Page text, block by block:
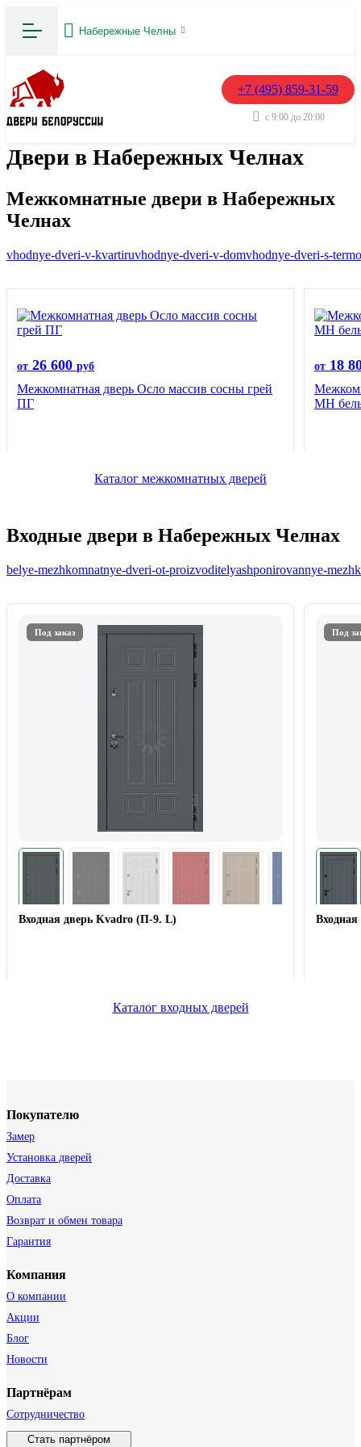
Набережные Челны
+7 (495) 859-31-59
с 9:00 до 20:00
Двери в Набережных Челнах
Межкомнатные двери в Набережных
Челнах
vhodnye-dveri-v-kvartiruvhodnye-dveri-v-domvhodnye-dveri-s-
от 26 600 руб
Межкомнатная дверь Осло массив сосны грей
ПГ
от 18
MH
Каталог межкомнатных дверей
Входные двери в Набережных Челнах
belye-mezhkomnatnye-dveri-ot-proizvoditelyashponirovannye-
Под заказ
Входная дверь Kvadro (П-9. L)
Под
Каталог входных дверей
Покупателю
Замер
Установка дверей
Доставка
Оплата
Возврат и обмен товара
Гарантия
Компания
О компании
Акции
Блог
Новости
Партнёрам
Сотрудничество
Стать партнёром